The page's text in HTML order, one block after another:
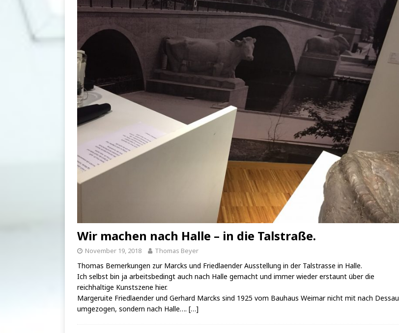
Wir machen nach Halle – in die Talstraße.
November 19, 2018 Thomas Beyer
Thomas Bemerkungen zur Marcks und Friedlaender Ausstellung in der Talstrasse in Halle.
Ich selbst bin ja arbeitsbedingt auch nach Halle gemacht und immer wieder erstaunt über die
reichhaltige Kunstszene hier.
Margeruite Friedlaender und Gerhard Marcks sind 1925 vom Bauhaus Weimar nicht mit nach Dessau
umgezogen, sondern nach Halle…. […]